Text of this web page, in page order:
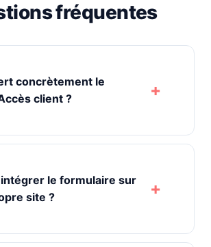
fréquentes
concrètement le
client ?
le formulaire sur
site ?